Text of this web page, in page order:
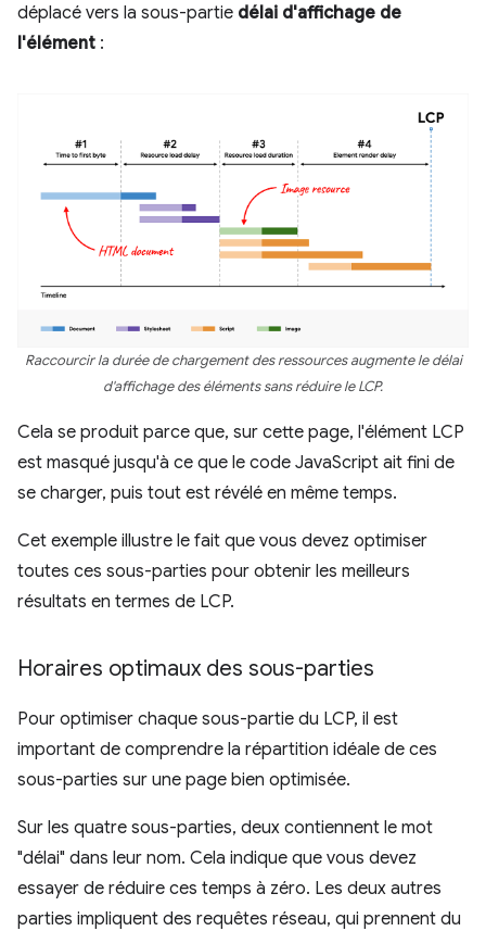
déplacé vers la sous-partie délai d'affichage de
l'élément :
Raccourcir la durée de chargement des ressources augmente le délai
d'affichage des éléments sans réduire le LCP.
Cela se produit parce que, sur cette page, l'élément LCP
est masqué jusqu'à ce que le code JavaScript ait fini de
se charger, puis tout est révélé en même temps.
Cet exemple illustre le fait que vous devez optimiser
toutes ces sous-parties pour obtenir les meilleurs
résultats en termes de LCP.
Horaires optimaux des sous-parties
Pour optimiser chaque sous-partie du LCP, il est
important de comprendre la répartition idéale de ces
sous-parties sur une page bien optimisée.
Sur les quatre sous-parties, deux contiennent le mot
"délai" dans leur nom. Cela indique que vous devez
essayer de réduire ces temps à zéro. Les deux autres
parties impliquent des requêtes réseau, qui prennent du